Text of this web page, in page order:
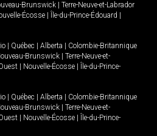
Brunswick
Terre-Neuve-et-Labrador
Écosse Île-du-Prince-Édouard
Québec Alberta
Colombie-Britannique
Brunswick
Terre-Neuve-et-
Nouvelle-Écosse
Île-du-Prince-
Québec Alberta
Colombie-Britannique
Brunswick
Terre-Neuve-et-
Nouvelle-Écosse
Île-du-Prince-